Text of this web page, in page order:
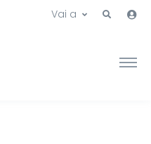
Vai a